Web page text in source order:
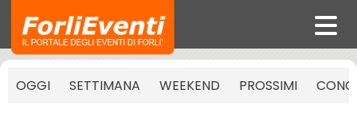
OGGI SETTIMANA WEEKEND PROSSIMI